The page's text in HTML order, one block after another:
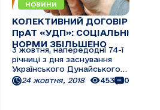
НОВИНИ
КОЛЕКТИВНИЙ ДОГОВІР
ПрАТ «УДП»: СОЦІАЛЬНІ
НОРМИ ЗБІЛЬШЕНО
3 жовтня, напередодні 74-ї
річниці з дня заснування
Українського Дунайського
пароплавства відбулося
засідання спільної комісії з
24 жовтня, 2018 453 0